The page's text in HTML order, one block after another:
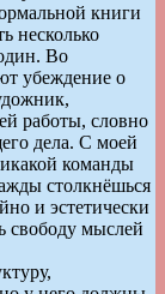
книги
несколько
Во
убеждение о
работы, словно
дела. С моей
команды
столкнёшься
и эстетически
свободу мыслей